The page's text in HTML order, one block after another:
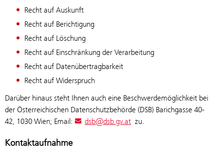
Recht auf Auskunft
Recht auf Berichtigung
Recht auf Löschung
Recht auf Einschränkung der Verarbeitung
Recht auf Datenübertragbarkeit
Recht auf Widerspruch
Darüber hinaus steht Ihnen auch eine Beschwerdemöglichkeit bei
der Österreichischen Datenschutzbehörde (DSB) Barichgasse 40-
42, 1030 Wien; Email:
dsb@dsb.gv.at zu.
Kontaktaufnahme